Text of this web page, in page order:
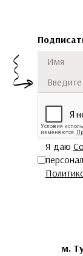
Имя
Я даю
Подписаться
м.